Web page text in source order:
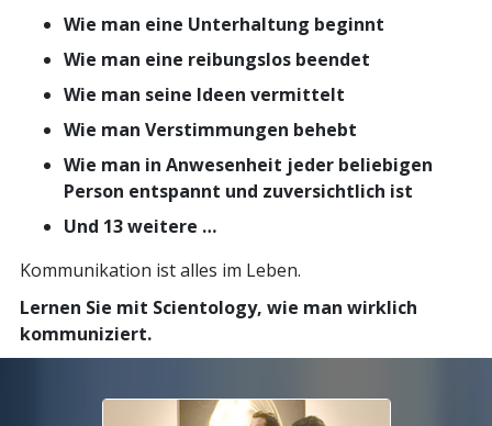
Wie man eine Unterhaltung beginnt
Wie man eine reibungslos beendet
Wie man seine Ideen vermittelt
Wie man Verstimmungen behebt
Wie man in Anwesenheit jeder beliebigen
Person entspannt und zuversichtlich ist
Und 13 weitere …
Kommunikation ist alles im Leben.
Lernen Sie mit Scientology, wie man wirklich
kommuniziert.